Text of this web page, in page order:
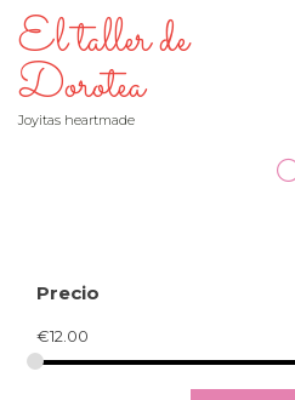
contenido
El taller de
Dorotea
Joyitas heartmade
Precio
€12.00